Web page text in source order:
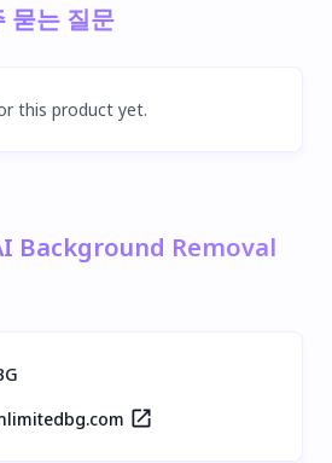
묻는 질문
this product yet.
Background Removal